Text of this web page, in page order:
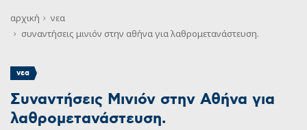
αρχική
νεα
συναντήσεις μινιόν στην αθήνα για λαθρομετανάστευση.
νεα
Συναντήσεις Μινιόν στην Αθήνα για
λαθρομετανάστευση.